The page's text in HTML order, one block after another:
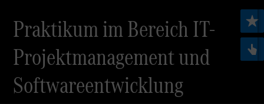
Praktikum im Bereich IT-
Projektmanagement und
Softwareentwicklung